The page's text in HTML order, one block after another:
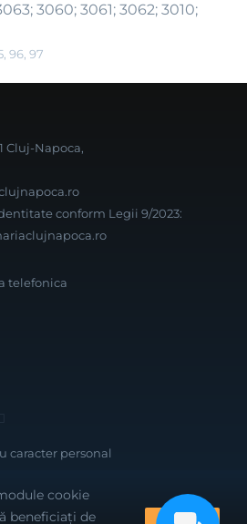
3060; 3061; 3062; 3010;
96, 97
Cluj-Napoca,
conform Legii 9/2023:
telefonica
caracter personal
cookie
beneficiați de